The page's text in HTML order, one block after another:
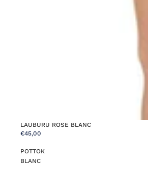
LAUBURU ROSE BLANC
€45,00
POTTOK
BLANC